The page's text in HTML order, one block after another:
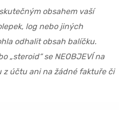
obsahem vaší
log nebo jiných
odhalit obsah balíčku.
„steroid“ se NEOBJEVÍ na
z účtu ani na žádné faktuře či